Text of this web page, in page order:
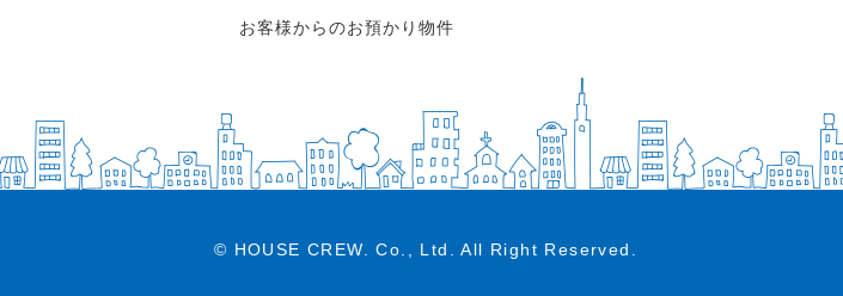
お客様からのお預かり物件
© HOUSE CREW. Co., Ltd.All Right Reserved.